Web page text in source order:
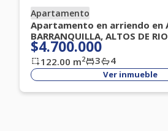
Apartamento
Apartamento en arriendo en
BARRANQUILLA, ALTOS DE
$4.700.000
122.00 m2 3 4
Ver inmueble